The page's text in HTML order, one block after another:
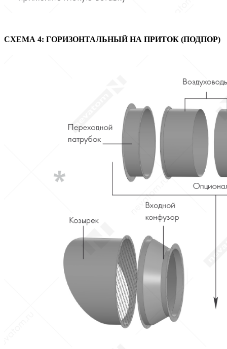
СХЕМА 4: ГОРИЗОНТАЛЬНЫЙ НА ПРИТОК (ПОДПОР)